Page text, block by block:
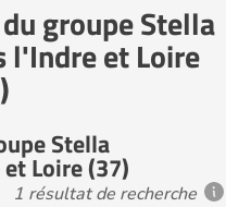
groupe Stella
l'Indre et Loire
Stella
Loire (37)
1 résultat de recherche